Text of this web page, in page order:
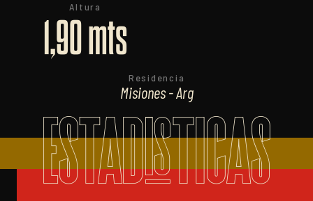
Altura
1,90 mts
Residencia
Misiones - Arg
ESTADISTICAS